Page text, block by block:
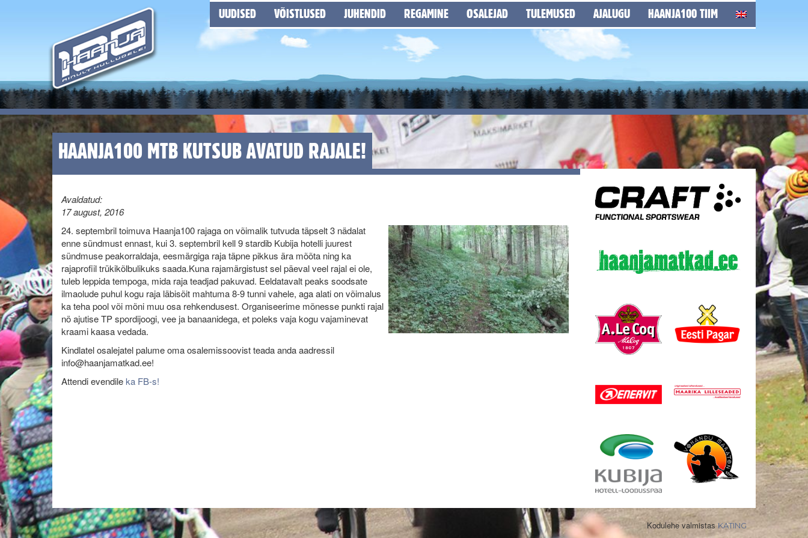
UUDISED VÕISTLUSED JUHENDID REGAMINE OSALEJAD TULEMUSED AJALUGU HAANJA100 TIIM
HAANJA100 MTB KUTSUB AVATUD RAJALE!
Avaldatud:
17 august, 2016
24. septembril toimuva Haanja100 rajaga on võimalik tutvuda täpselt 3 nädalat
enne sündmust ennast, kui 3. septembril kell 9 stardib Kubija hotelli juurest
sündmuse peakorraldaja, eesmärgiga raja täpne pikkus ära mõõta ning ka
rajaprofiil trükikõlbulikuks saada.Kuna rajamärgistust sel päeval veel rajal ei ole,
tuleb leppida tempoga, mida raja teadjad pakuvad. Eeldatavalt peaks soodsate
ilmaolude puhul kogu raja läbisõit mahtuma 8-9 tunni vahele, aga alati on võimalus
ka teha pool või mõni muu osa rehkendusest. Organiseerime mõnesse punkti rajal
nö ajutise TP spordijoogi, vee ja banaanidega, et poleks vaja kogu vajaminevat
kraami kaasa vedada.
Kindlatel osalejatel palume oma osalemissoovist teada anda aadressil
info@haanjamatkad.ee!
Attendi evendile ka FB-s!
Kodulehe valmistasKATING